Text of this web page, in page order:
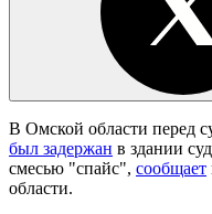
В Омской области перед
был задержан в здании
смесью "спайс", сообщает
области.